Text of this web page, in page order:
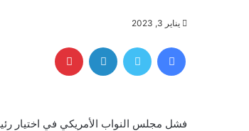
يناير 3, 2023
فيسبوك تويتر لينكدإن
فشل مجلس النواب الأمريكي في اختيار